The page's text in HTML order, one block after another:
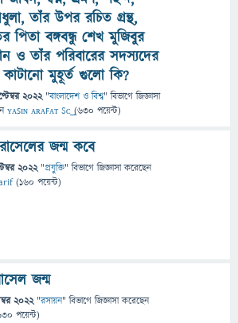
তাঁর উপর রচিত গ্রন্থ,
পিতা বঙ্গবন্ধু শেখ মুজিবুর
ও তাঁর পরিবারের সদস্যদের
কাটানো মুহূর্ত গুলো কি?
2022 "বাংলাদেশ ও বিশ্ব" বিভাগে জিজ্ঞাসা
ʏᴀꜱɪɴ ᴀʀᴀꜰᴀᴛ Sᴄ͢͢͢ (630 পয়েন্ট)
জন্ম কবে
2022 "প্রযুক্তি" বিভাগে জিজ্ঞাসাকরেছেন
(160 পয়েন্ট)
জন্ম
2022 "রসায়ন" বিভাগে জিজ্ঞাসাকরেছেন
পয়েন্ট)